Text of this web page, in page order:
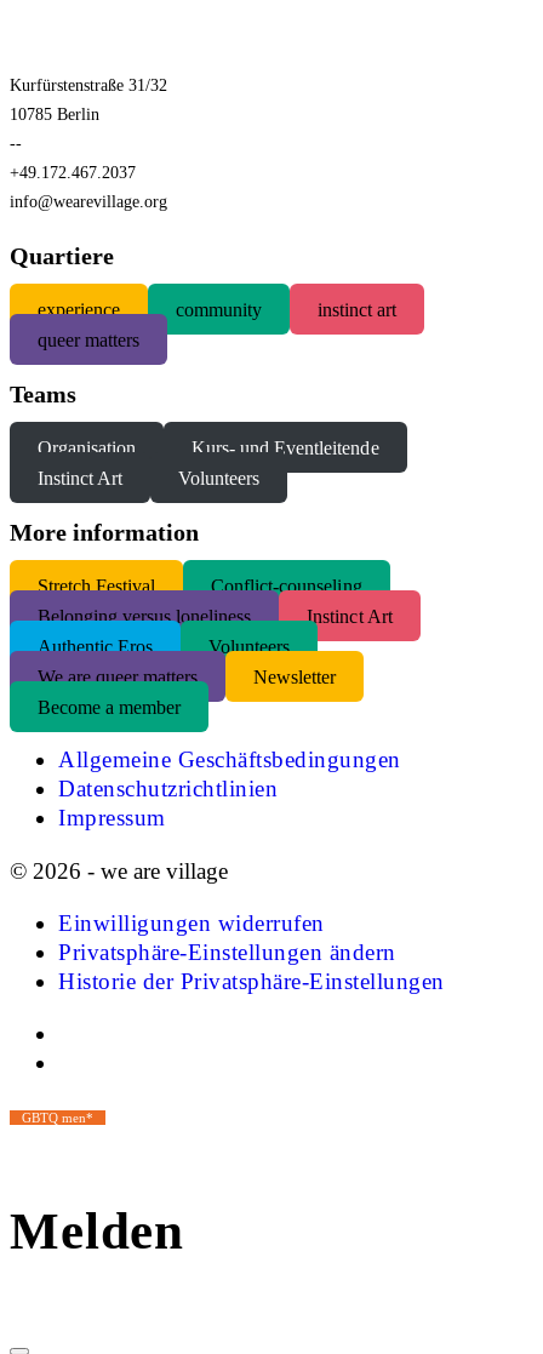
Kurfürstenstraße 31/32
10785 Berlin
--
+49.172.467.2037
info@wearevillage.org
Quartiere
experience community
instinct art
queer matters
Teams
Organisation
Kurs- und Eventleitende
Instinct Art
Volunteers
More information
Stretch Festival
Conflict-counseling
Belonging versus loneliness
Instinct Art
Authentic Eros
Volunteers
We are queer matters
Newsletter
Become a member
Allgemeine Geschäftsbedingungen
Datenschutzrichtlinien
Impressum
© 2026 - we are village
Einwilligungen widerrufen
Privatsphäre-Einstellungen ändern
Historie der Privatsphäre-Einstellungen
GBTQ men*
Melden